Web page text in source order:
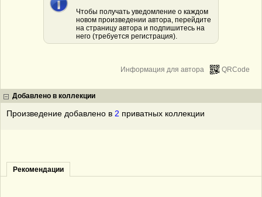
Чтобы получать уведомление о каждом
новом произведении автора, перейдите
на страницу автора и подпишитесь на
него (требуется регистрация).
QRCode
Информация для автора
Добавлено в коллекции
Произведение добавлено в 2 приватных коллекции
Рекомендации